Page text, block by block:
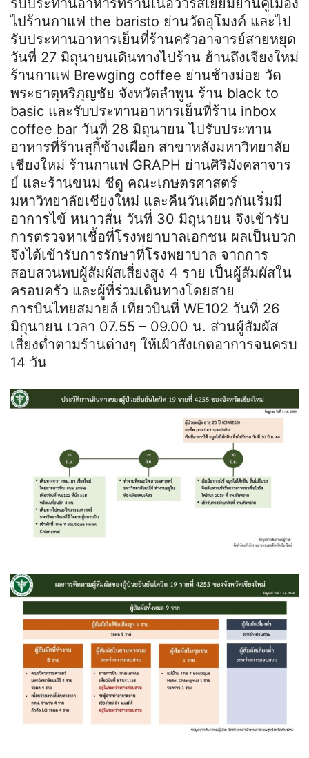
รับประทานอาหารที่ร้านเนื้อวัวรสเยื่ยมย่านคูเมือง
ไปร้านกาแฟ the baristo ย่านวัดอุโมงค์ และไป
รับประทานอาหารเย็นที่ร้านครัวอาจารย์สายหยุด
วันที่ 27 มิถุนายนเดินทางไปร้าน ฮ้านถึงเจียงใหม่
ร้านกาแฟ Brewging coffee ย่านช้างม่อย วัด
พระธาตุหริภุญชัย จังหวัดลำพูน ร้าน black to
basic และรับประทานอาหารเย็นที่ร้าน inbox
coffee bar วันที่ 28 มิถุนายน ไปรับประทาน
อาหารที่ร้านสุกี้ช้างเผือก สาขาหลังมหาวิทยาลัย
เชียงใหม่ ร้านกาแฟ GRAPH ย่านศิริมังคลาจาร
ย์ และร้านขนม ซีดู คณะเกษตรศาสตร์
มหาวิทยาลัยเชียงใหม่ และคืนวันเดียวกันเริ่มมี
อาการไข้ หนาวสั่น วันที่ 30 มิถุนายน จึงเข้ารับ
การตรวจหาเชื้อที่โรงพยาบาลเอกชน ผลเป็นบวก
จึงได้เข้ารับการรักษาที่โรงพยาบาล จากการ
สอบสวนพบผู้สัมผัสเสี่ยงสูง 4 ราย เป็นผู้สัมผัสใน
ครอบครัว และผู้ที่ร่วมเดินทางโดยสาย
การบินไทยสมายล์ เที่ยวบินที่ WE102 วันที่ 26
มิถุนายน เวลา 07.55 – 09.00 น. ส่วนผู้สัมผัส
เสี่ยงต่ำตามร้านต่างๆ ให้เฝ้าสังเกตอาการจนครบ
14 วัน